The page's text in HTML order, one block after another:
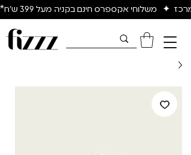
✦   משלוחי אקספרס חינם בקניה מעל 399 ש״ח*